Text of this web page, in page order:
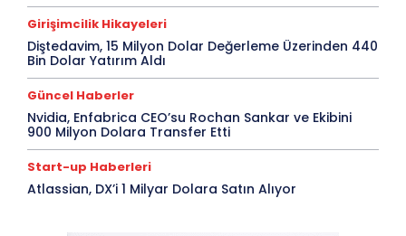
Girişimcilik Hikayeleri
Diştedavim, 15 Milyon Dolar Değerleme Üzerinden 440
Bin Dolar Yatırım Aldı
Güncel Haberler
Nvidia, Enfabrica CEO’su Rochan Sankar ve Ekibini
900 Milyon Dolara Transfer Etti
Start-up Haberleri
Atlassian, DX’i 1 Milyar Dolara Satın Alıyor